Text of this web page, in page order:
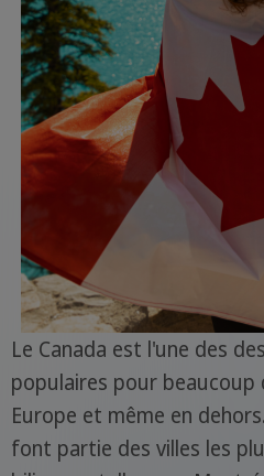
Le Canada est l'une des
populaires pour beaucoup
Europe et même en dehors.
font partie des villes les